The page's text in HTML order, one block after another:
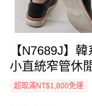
【N7689J】
小直統窄管休
超取滿NT$1,800免運